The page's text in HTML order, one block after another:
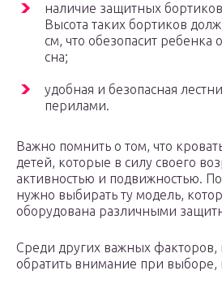
наличие защитных
Высота таких бортиков
см, что обезопасит ребенка
сна;
удобная и безопасная
перилами.
Важно помнить о том, что
детей, которые в силу своего
активностью и подвижностью.
нужно выбирать ту модель,
оборудована различными
Среди других важных факторов,
обратить внимание при выборе,